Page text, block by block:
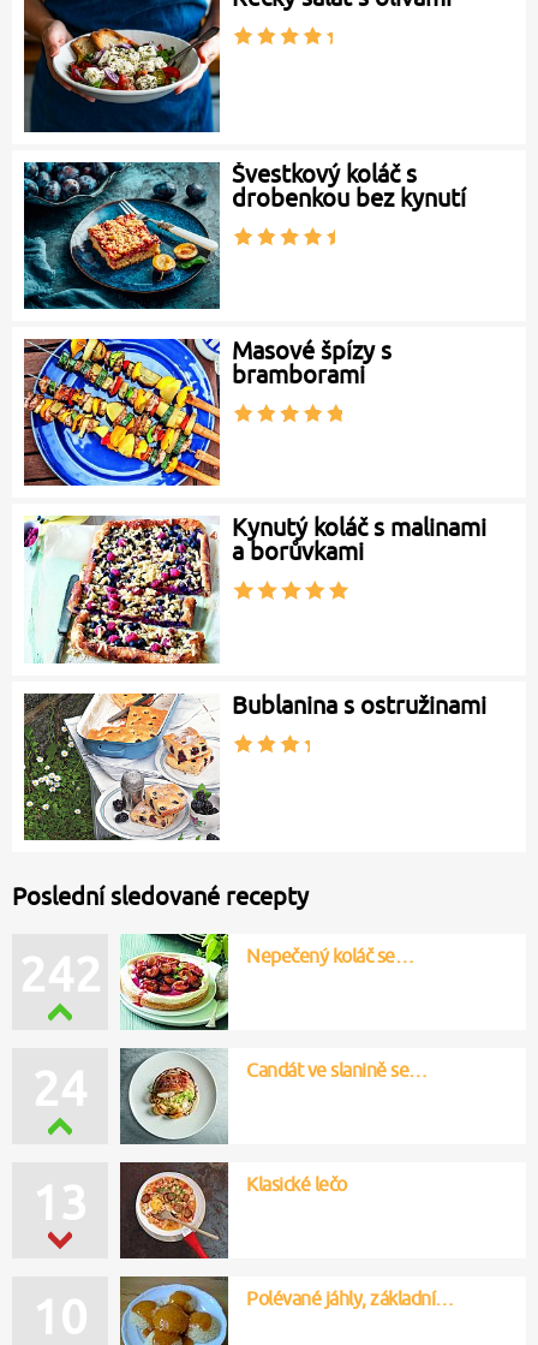
Švestkový koláč s
drobenkou bez kynutí
Masové špízy s
bramborami
Kynutý koláč s malinami
a borůvkami
Bublanina s ostružinami
Poslední sledované recepty
242 Nepečený koláč se…
24 Candát ve slanině se…
13 Klasické lečo
10 Polévané jáhly, základní…